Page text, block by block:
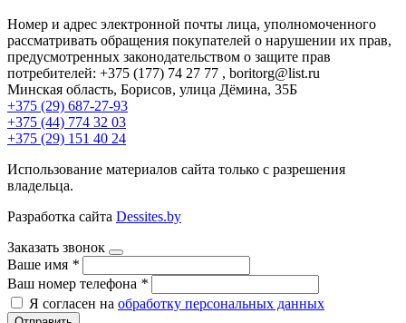
Номер и адрес электронной почты лица, уполномоченного
рассматривать обращения покупателей о нарушении их прав,
предусмотренных законодательством о защите прав
потребителей: +375 (177) 74 27 77 , boritorg@list.ru
Минская область, Борисов, улица Дёмина, 35Б
+375 (29) 687-27-93
+375 (44) 774 32 03
+375 (29) 151 40 24
Использование материалов сайта только с разрешения
владельца.
Разработка сайта Dessites.by
Заказать звонок
Ваше имя *
Ваш номер телефона *
Я согласен на обработку персональных данных